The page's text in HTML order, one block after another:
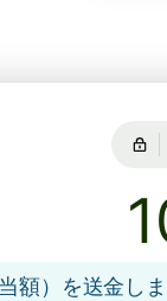
額）を送金しま